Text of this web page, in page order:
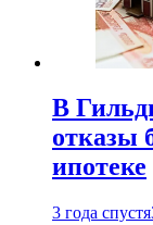
В
отказы
ипотеке
3 года спустя